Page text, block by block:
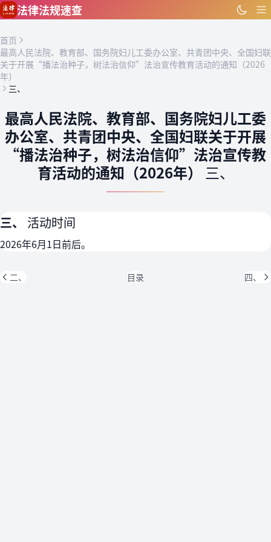
跳到主要内容
法律法规速查
首页
最高人民法院、教育部、国务院妇儿工委办公室、共青团中央、全国妇联
关于开展“播法治种子，树法治信仰”法治宣传教育活动的通知（2026
年）
三、
最高人民法院、教育部、国务院妇儿工委
办公室、共青团中央、全国妇联关于开展
“播法治种子，树法治信仰”法治宣传教
育活动的通知（2026年） 三、
三、 活动时间
2026年6月1日前后。
二、 目录 四、